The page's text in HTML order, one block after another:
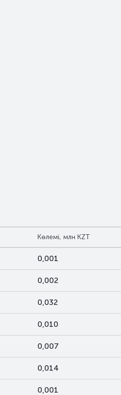
Көлемі, млн KZT
0,001
0,002
0,032
0,010
0,007
0,014
0,001